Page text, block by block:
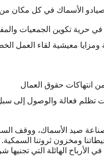
صيادو الأسماك في كل مكان
حرية تكوين الجمعيات
معيشية لقاء العمل
من انتهاكات حقوق العمال
تظلم فعالة والوصول إلى سبل
صيد الأسماك، ووقف
ومخزون ثروتنا
الأرباح الهائلة التي تجنيها